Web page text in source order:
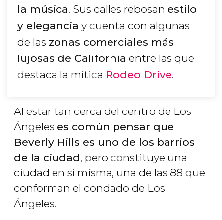
la música. Sus calles rebosan estilo
y elegancia y cuenta con algunas
de las zonas comerciales más
lujosas de California entre las que
destaca la mítica Rodeo Drive.
Al estar tan cerca del centro de Los
Ángeles es común pensar que
Beverly Hills es uno de los barrios
de la ciudad, pero constituye una
ciudad en sí misma, una de las 88 que
conforman el condado de Los
Ángeles.